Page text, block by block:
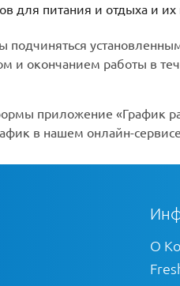
для питания и отдыха и
подчиняться
и окончанием работы в
приложение «График
в нашем онлайн-
О